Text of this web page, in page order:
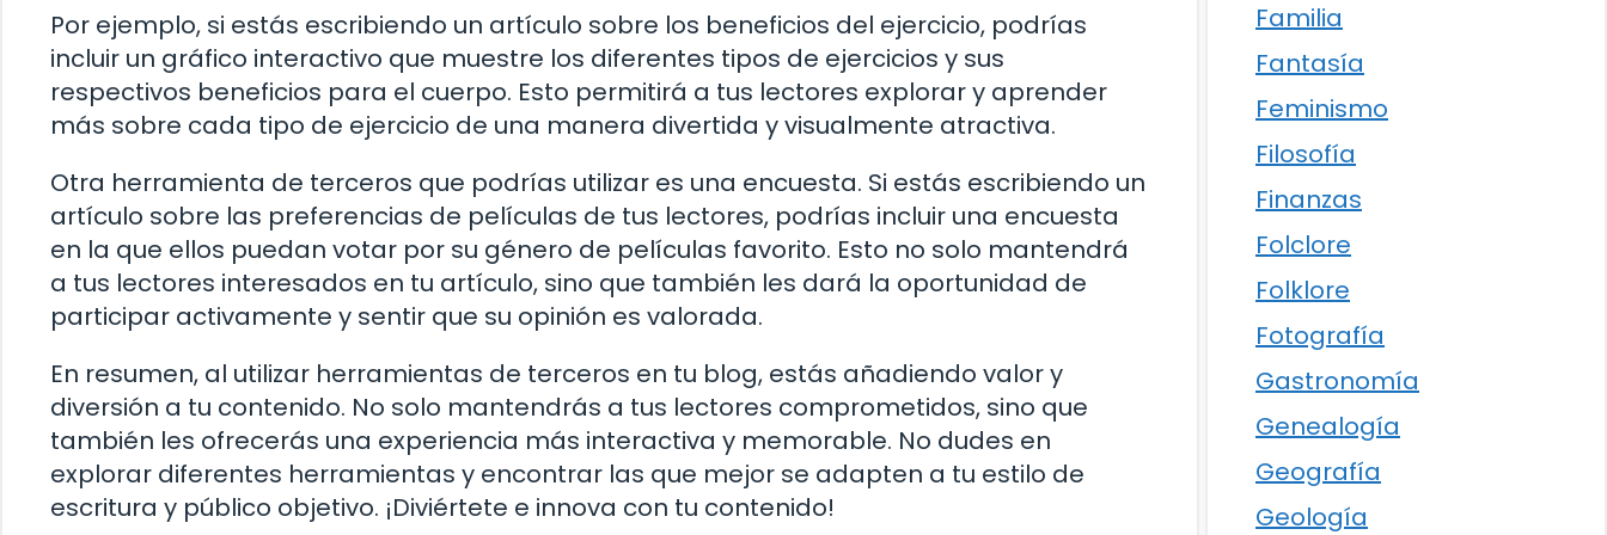
Por ejemplo, si estás escribiendo un artículo sobre los beneficios del ejercicio, podrías
incluir un gráfico interactivo que muestre los diferentes tipos de ejercicios y sus
respectivos beneficios para el cuerpo. Esto permitirá a tus lectores explorar y aprender
más sobre cada tipo de ejercicio de una manera divertida y visualmente atractiva.
Otra herramienta de terceros que podrías utilizar es una encuesta. Si estás escribiendo un
artículo sobre las preferencias de películas de tus lectores, podrías incluir una encuesta
en la que ellos puedan votar por su género de películas favorito. Esto no solo mantendrá
a tus lectores interesados ​​en tu artículo, sino que también les dará la oportunidad de
participar activamente y sentir que su opinión es valorada.
En resumen, al utilizar herramientas de terceros en tu blog, estás añadiendo valor y
diversión a tu contenido. No solo mantendrás a tus lectores comprometidos, sino que
también les ofrecerás una experiencia más interactiva y memorable. No dudes en
explorar diferentes herramientas y encontrar las que mejor se adapten a tu estilo de
escritura y público objetivo. ¡Diviértete e innova con tu contenido!
Familia
Fantasía
Feminismo
Filosofía
Finanzas
Folclore
Folklore
Fotografía
Gastronomía
Genealogía
Geografía
Geología